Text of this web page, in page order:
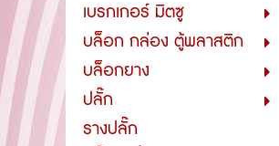
เบรกเกอร์ มิตซู
บล็อก กล่อง ตู้พลาสติก
บล็อกยาง
ปลั๊ก
รางปลั๊ก